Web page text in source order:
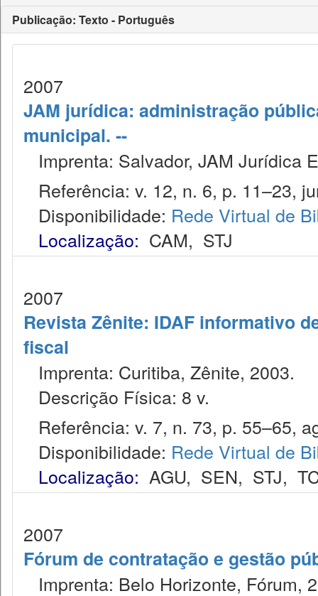
Publicação: Texto - Português
2007
JAM jurídica: administração
municipal. --
Imprenta: Salvador, JAM Jurídica
Referência: v. 12, n. 6, p. 11–23,
Disponibilidade: Rede Virtual de
Localização: CAM, STJ
2007
Revista Zênite: IDAF informativo
fiscal
Imprenta: Curitiba, Zênite, 2003.
Descrição Física: 8 v.
Referência: v. 7, n. 73, p. 55–65,
Disponibilidade: Rede Virtual de
Localização: AGU, SEN, STJ,
2007
Fórum de contratação e gestão
Imprenta: Belo Horizonte, Fórum,